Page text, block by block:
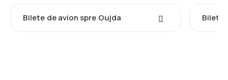
Bilete de avion spre Oujda Bilete